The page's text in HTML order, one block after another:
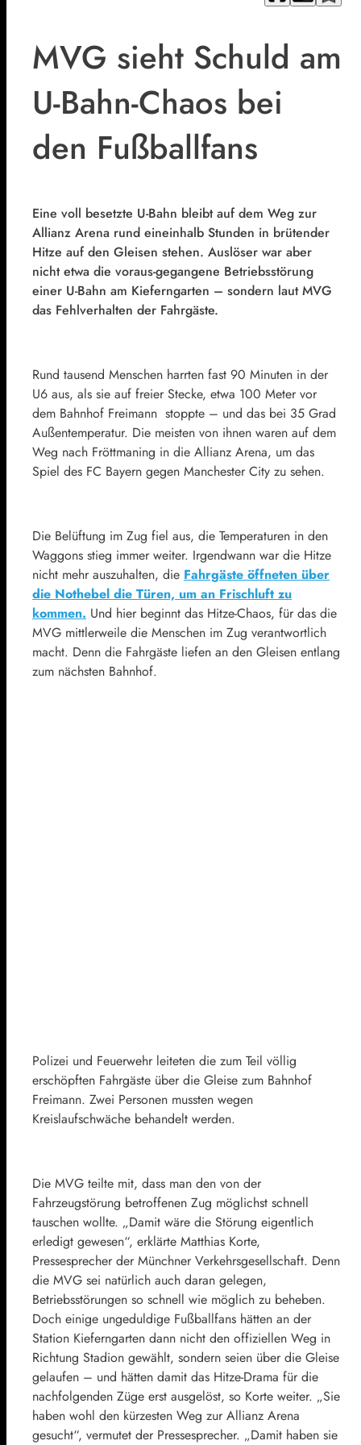
MVG sieht Schuld am
U-Bahn-Chaos bei
den Fußballfans
Eine voll besetzte U-Bahn bleibt auf dem Weg zur
Allianz Arena rund eineinhalb Stunden in brütender
Hitze auf den Gleisen stehen. Auslöser war aber
nicht etwa die voraus-gegangene Betriebsstörung
einer U-Bahn am Kieferngarten – sondern laut MVG
das Fehlverhalten der Fahrgäste.
Rund tausend Menschen harrten fast 90 Minuten in der
U6 aus, als sie auf freier Stecke, etwa 100 Meter vor
dem Bahnhof Freimann stoppte – und das bei 35 Grad
Außentemperatur. Die meisten von ihnen waren auf dem
Weg nach Fröttmaning in die Allianz Arena, um das
Spiel des FC Bayern gegen Manchester City zu sehen.
Die Belüftung im Zug fiel aus, die Temperaturen in den
Waggons stieg immer weiter. Irgendwann war die Hitze
nicht mehr auszuhalten, die Fahrgäste öffneten über
die Nothebel die Türen, um an Frischluft zu
kommen. Und hier beginnt das Hitze-Chaos, für das die
MVG mittlerweile die Menschen im Zug verantwortlich
macht. Denn die Fahrgäste liefen an den Gleisen entlang
zum nächsten Bahnhof.
Polizei und Feuerwehr leiteten die zum Teil völlig
erschöpften Fahrgäste über die Gleise zum Bahnhof
Freimann. Zwei Personen mussten wegen
Kreislaufschwäche behandelt werden.
Die MVG teilte mit, dass man den von der
Fahrzeugstörung betroffenen Zug möglichst schnell
tauschen wollte. „Damit wäre die Störung eigentlich
erledigt gewesen“, erklärte Matthias Korte,
Pressesprecher der Münchner Verkehrsgesellschaft. Denn
die MVG sei natürlich auch daran gelegen,
Betriebsstörungen so schnell wie möglich zu beheben.
Doch einige ungeduldige Fußballfans hätten an der
Station Kieferngarten dann nicht den offiziellen Weg in
Richtung Stadion gewählt, sondern seien über die Gleise
gelaufen – und hätten damit das Hitze-Drama für die
nachfolgenden Züge erst ausgelöst, so Korte weiter. „Sie
haben wohl den kürzesten Weg zur Allianz Arena
gesucht“, vermutet der Pressesprecher. „Damit haben sie